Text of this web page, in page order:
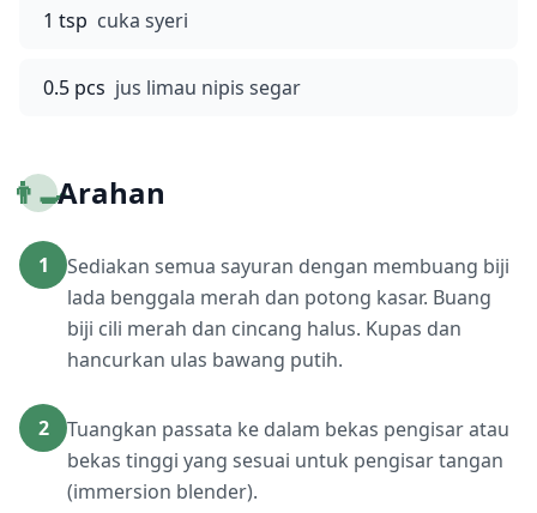
1 tsp cuka syeri
0.5 pcs jus limau nipis segar
👨‍🍳Arahan
1
Sediakan semua sayuran dengan membuang biji
lada benggala merah dan potong kasar. Buang
biji cili merah dan cincang halus. Kupas dan
hancurkan ulas bawang putih.
2
Tuangkan passata ke dalam bekas pengisar atau
bekas tinggi yang sesuai untuk pengisar tangan
(immersion blender).